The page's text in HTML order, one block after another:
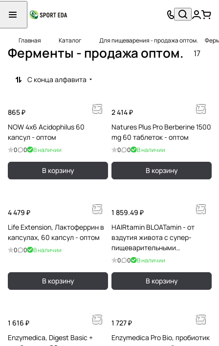
Главная Каталог Для пищеварения - продажа оптом.
Ферменты - продажа оптом. 17
С конца алфавита
865 ₽
NOW 4x6 Acidophilus 60
капсул - оптом
0 0 В наличии
В корзину
2 414 ₽
Natures Plus Pro Berberine 1500
mg 60 таблеток - оптом
0 0 В наличии
В корзину
4 479 ₽
Life Extension, Лактоферрин в
капсулах, 60 капсул - оптом
0 0 В наличии
В корзину
1 859.49 ₽
HAIRtamin BLOATamin - от
вздутия живота с супер-
пищеварительными
ферментами for Women 30
0 0 В наличии
В корзину
1 616 ₽
Enzymedica, Digest Basic +
1 727 ₽
Enzymedica Pro Bio, пробиотик